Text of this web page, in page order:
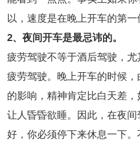
以，速度是在晚上开车的第一
2、夜间开车是最忌讳的。
疲劳驾驶不等于酒后驾驶，
疲劳驾驶。晚上开车的时候
的影响，精神肯定比白天差
让人昏昏欲睡。因此，在夜
好，你必须停下来休息一下。